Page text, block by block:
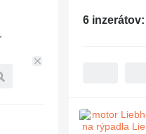
6 inzerátov: